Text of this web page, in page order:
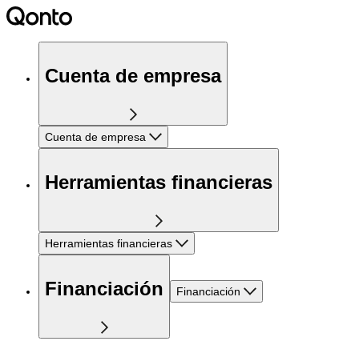
Cuenta de empresa
Cuenta de empresa
Herramientas financieras
Herramientas financieras
Financiación Financiación